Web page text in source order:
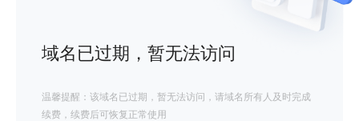
域名已过期，暂无法访问
温馨提醒：该域名已过期，暂无法访问，请域名所有人及时完成
续费，续费后可恢复正常使用